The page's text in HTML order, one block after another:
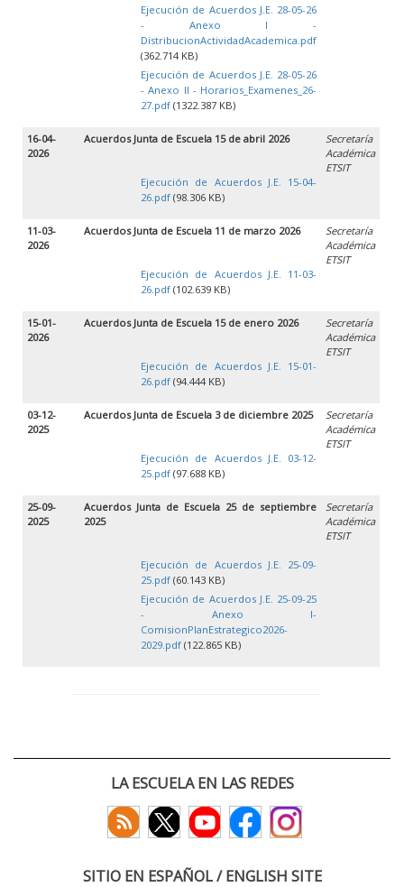
Ejecución de Acuerdos J.E. 28-05-26
- Anexo I -
DistribucionActividadAcademica.pdf
(362.714 KB)
Ejecución de Acuerdos J.E. 28-05-26
- Anexo II - Horarios_Examenes_26-
27.pdf (1322.387 KB)
16-04-
2026
Acuerdos Junta de Escuela 15 de abril 2026
Ejecución de Acuerdos J.E. 15-04-
26.pdf (98.306 KB)
Secretaría
Académica
ETSIT
11-03-
2026
Acuerdos Junta de Escuela 11 de marzo 2026
Ejecución de Acuerdos J.E. 11-03-
26.pdf (102.639 KB)
Secretaría
Académica
ETSIT
15-01-
2026
Acuerdos Junta de Escuela 15 de enero 2026
Ejecución de Acuerdos J.E. 15-01-
26.pdf (94.444 KB)
Secretaría
Académica
ETSIT
03-12-
2025
Acuerdos Junta de Escuela 3 de diciembre 2025
Ejecución de Acuerdos J.E. 03-12-
25.pdf (97.688 KB)
Secretaría
Académica
ETSIT
25-09-
2025
Acuerdos Junta de Escuela 25 de septiembre
2025
Ejecución de Acuerdos J.E. 25-09-
25.pdf (60.143 KB)
Ejecución de Acuerdos J.E. 25-09-25
- Anexo I-
ComisionPlanEstrategico2026-
2029.pdf (122.865 KB)
Secretaría
Académica
ETSIT
LA ESCUELA EN LAS REDES
SITIO EN ESPAÑOL / ENGLISH SITE